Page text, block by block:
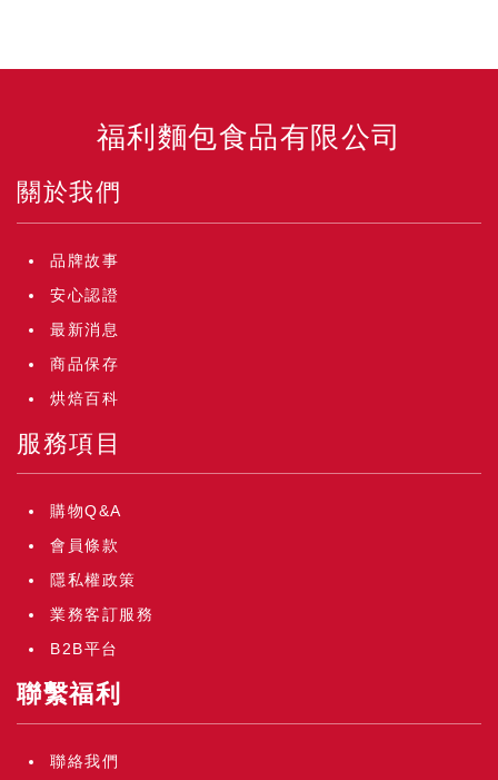
福利麵包食品有限公司
關於我們
品牌故事
安心認證
最新消息
商品保存
烘焙百科
服務項目
購物Q&A
會員條款
隱私權政策
業務客訂服務
B2B平台
聯繫福利
聯絡我們